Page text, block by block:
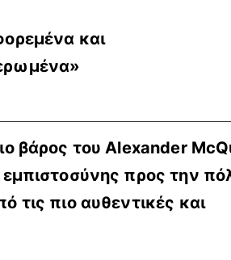
και
βάρος του Alexander
εμπιστοσύνης προς την
τις πιο αυθεντικές και